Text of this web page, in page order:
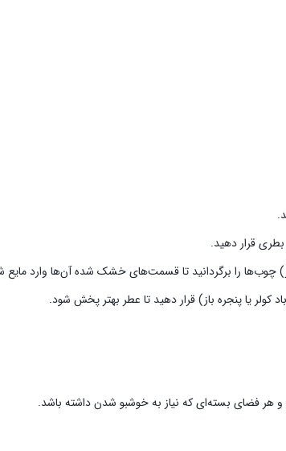
قرار دهید.
چوب‌ها را برگردانید تا قسمت‌های خشک شده آن‌ها وارد مایع
کولر یا پنجره باز) قرار دهید تا عطر بهتر پخش شود.
و هر فضای بسته‌ای که نیاز به خوشبو شدن داشته باشد.